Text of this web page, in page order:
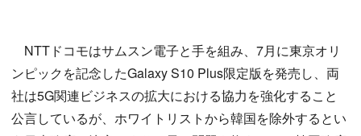
NTTドコモはサムスン電子と手を組み、7月に東京オリ
ンピックを記念したGalaxy S10 Plus限定版を発売し、両
社は5G関連ビジネスの拡大における協力を強化すること
公言しているが、ホワイトリストから韓国を除外するとい